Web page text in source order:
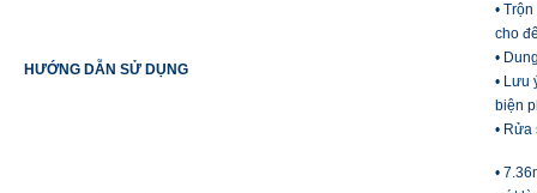
HƯỚNG DẪN SỬ DỤNG
•
cho
•
• Lưu
biện
•
•